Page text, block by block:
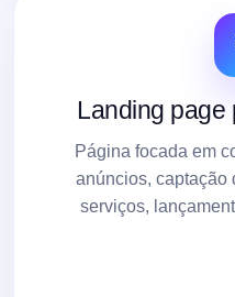
Landing page
Página focada em
anúncios, captação
serviços,